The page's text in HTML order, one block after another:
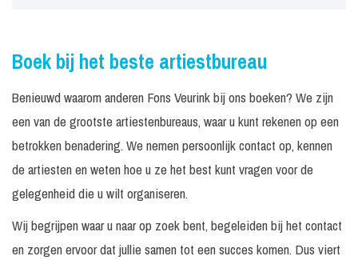
Boek bij het beste artiestbureau
Benieuwd waarom anderen Fons Veurink bij ons boeken? We zijn
een van de grootste artiestenbureaus, waar u kunt rekenen op een
betrokken benadering. We nemen persoonlijk contact op, kennen
de artiesten en weten hoe u ze het best kunt vragen voor de
gelegenheid die u wilt organiseren.
Wij begrijpen waar u naar op zoek bent, begeleiden bij het contact
en zorgen ervoor dat jullie samen tot een succes komen. Dus viert